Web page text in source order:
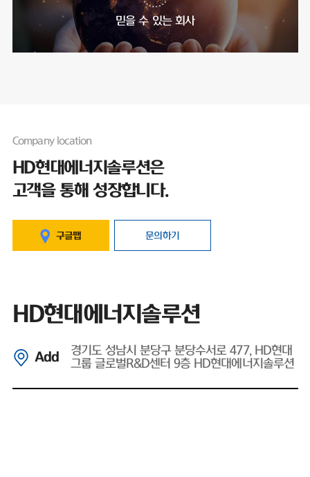
믿을 수 있는 회사
Company location
HD현대에너지솔루션은
고객을 통해 성장합니다.
구글맵 문의하기
HD현대에너지솔루션
Add
경기도 성남시 분당구 분당수서로 477, HD현대
그룹 글로벌R&D센터 9층 HD현대에너지솔루션